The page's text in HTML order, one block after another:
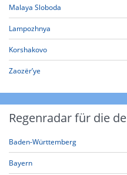
Malaya Sloboda
Lampozhnya
Korshakovo
Zaozër’ye
Regenradar für die
Baden-Württemberg
Bayern